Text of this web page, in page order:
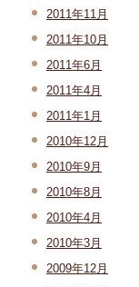
2011年11月
2011年10月
2011年6月
2011年4月
2011年1月
2010年12月
2010年9月
2010年8月
2010年4月
2010年3月
2009年12月